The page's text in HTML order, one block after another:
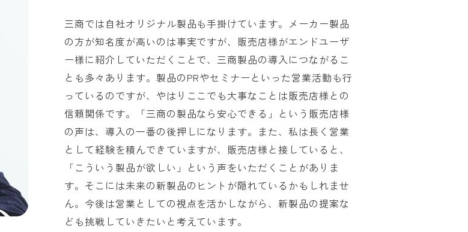
三商では自社オリジナル製品も手掛けています。メーカー製品
の方が知名度が高いのは事実ですが、販売店様がエンドユーザ
ー様に紹介していただくことで、三商製品の導入につながるこ
とも多々あります。製品のPRやセミナーといった営業活動も行
っているのですが、やはりここでも大事なことは販売店様との
信頼関係です。「三商の製品なら安心できる」という販売店様
の声は、導入の一番の後押しになります。また、私は長く営業
として経験を積んできていますが、販売店様と接していると、
「こういう製品が欲しい」という声をいただくことがありま
す。そこには未来の新製品のヒントが隠れているかもしれませ
ん。今後は営業としての視点を活かしながら、新製品の提案な
ども挑戦していきたいと考えています。